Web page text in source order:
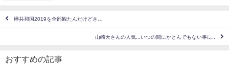
欅共和国2019を全部観たんだけどさ…
山崎天さんの人気...いつの間にかとんでもない事に..
おすすめの記事